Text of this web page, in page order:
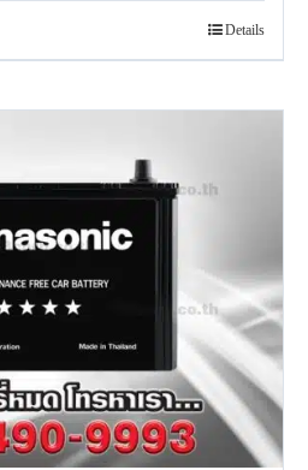
Details